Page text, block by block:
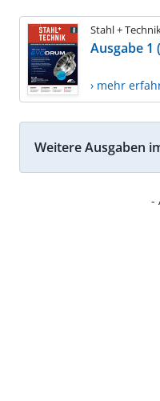
Stahl +
Ausgabe 1
› mehr
Weitere Ausgaben
-